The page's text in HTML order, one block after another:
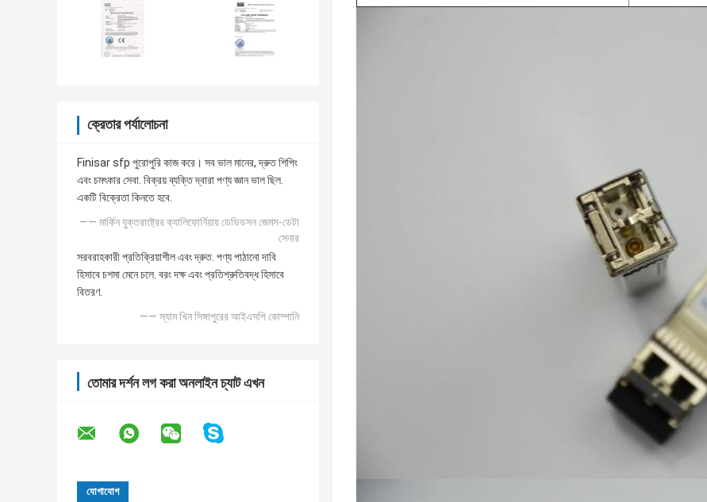
ক্রেতার পর্যালোচনা
Finisar sfp পুরোপুরি কাজ করে। সব ভাল মানের, দ্রুত শিপিং
এবং চমৎকার সেবা. বিক্রয় ব্যক্তি দ্বারা পণ্য জ্ঞান ভাল ছিল.
একটি বিক্রেতা কিনতে হবে.
—— মার্কিন যুক্তরাষ্ট্রের ক্যালিফোর্নিয়ায় ডেভিডসন জেমস-ডেটা
সেনার
সরবরাহকারী প্রতিক্রিয়াশীল এবং দ্রুত. পণ্য পাঠানো দাবি
হিসাবে চশমা মেনে চলে. বরং দক্ষ এবং প্রতিশ্রুতিবদ্ধ হিসাবে
বিতরণ.
—— স্যাম খিন সিঙ্গাপুরের আইএসপি কোম্পানি
তোমার দর্শন লগ করা অনলাইন চ্যাট এখন